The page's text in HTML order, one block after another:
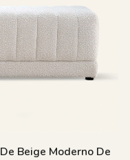
Beige Moderno De